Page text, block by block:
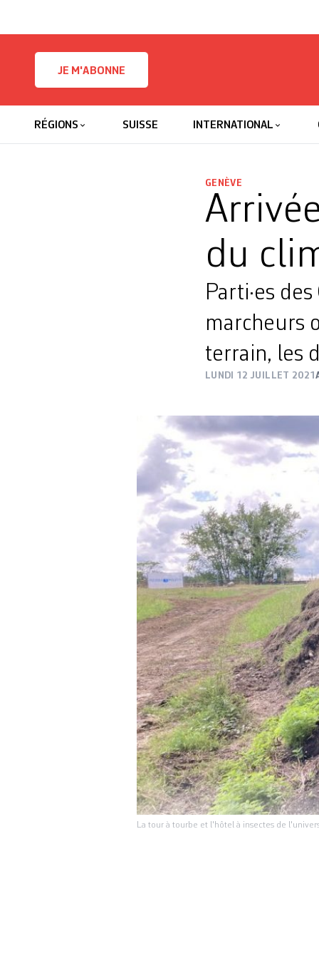
JE M'ABONNE
RÉGIONS SUISSE INTERNATIONAL
GENÈVE
du
Parti·es
marcheurs
terrain, les
LUNDI 12 JUILLET 2021
La tour à tourbe et l'hôtel à insectes de